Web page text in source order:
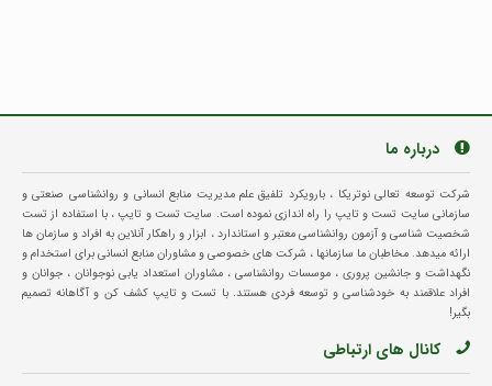
درباره ما
شرکت توسعه تعالی نوتریکا ، بارویکرد تلفیق علم مدیریت منابع انسانی و روانشناسی صنعتی و
سازمانی سایت تست و تایپ را راه اندازی نموده است. سایت تست و تایپ ، با استفاده از تست
شخصیت شناسی و آزمون روانشناسی معتبر و استاندارد ، ابزار و راهکار آنلاین به افراد و سازمان ها
ارائه میدهد. مخاطبان ما سازمانها ، شرکت های خصوصی و مشاوران منابع انسانی برای استخدام و
نگهداشت و جانشین پروری ، موسسات روانشناسی ، مشاوران استعداد یابی نوجوانان ، جوانان و
افراد علاقمند به خودشناسی و توسعه فردی هستند. با تست و تایپ کشف کن و آگاهانه تصمیم
بگیر!
کانال های ارتباطی